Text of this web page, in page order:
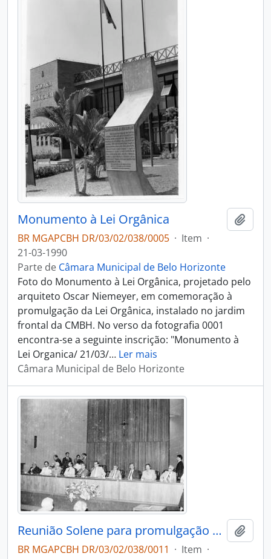
Monumento à Lei Orgânica
BR MGAPCBH DR/03/02/038/0005 · Item ·
21-03-1990
Parte de Câmara Municipal de Belo Horizonte
Foto do Monumento à Lei Orgânica, projetado pelo
arquiteto Oscar Niemeyer, em comemoração à
promulgação da Lei Orgânica, instalado no jardim
frontal da CMBH. No verso da fotografia 0001
encontra-se a seguinte inscrição: "Monumento à
Lei Organica/ 21/03/… Ler mais
Câmara Municipal de Belo Horizonte
Reunião Solene para promulgação da Primeira Lei Orgânica Municipal de Belo Horizonte
BR MGAPCBH DR/03/02/038/0011 · Item ·